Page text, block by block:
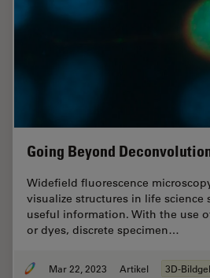
Going Beyond
Widefield fluorescence
visualize structures in life science
useful information. With the use
or dyes, discrete specimen…
Mar 22, 2023 Artikel 3D-